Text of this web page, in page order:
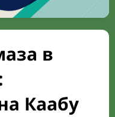
в
Каабу